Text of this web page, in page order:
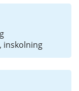
inskolning